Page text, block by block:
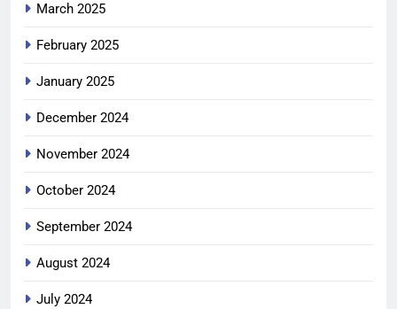
March 2025
February 2025
January 2025
December 2024
November 2024
October 2024
September 2024
August 2024
July 2024